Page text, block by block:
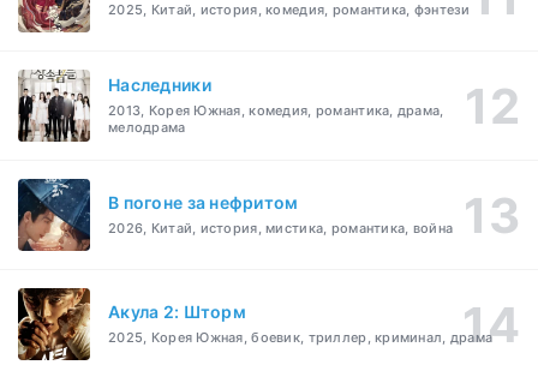
2025, Китай, история, комедия, романтика, фэнтези
Наследники
2013, Корея Южная, комедия, романтика, драма,
мелодрама
В погоне за нефритом
2026, Китай, история, мистика, романтика, война
Акула 2: Шторм
2025, Корея Южная, боевик, триллер, криминал, драма